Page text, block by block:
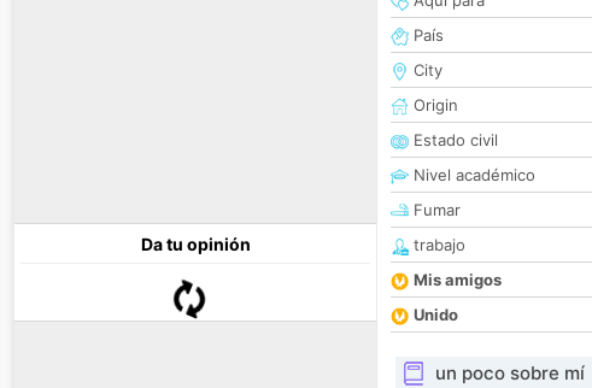
Da tu opinión
País
City
Origin
Estado civil
Nivel académico
Fumar
trabajo
Mis amigos
Unido
un poco sobre mí